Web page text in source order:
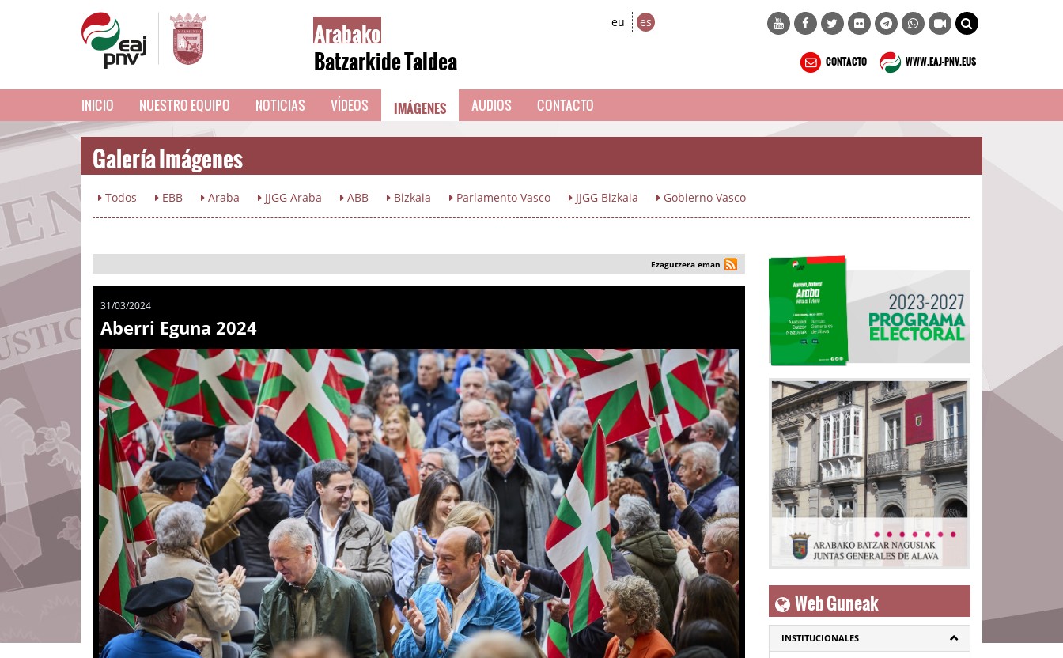
Arabako
Batzarkide Taldea
eu es
CONTACTO WWW.EAJ-PNV.EUS
INICIO NUESTRO EQUIPO NOTICIAS VÍDEOS IMÁGENES AUDIOS CONTACTO
Galería Imágenes
Todos EBB Araba JJGG Araba ABB Bizkaia Parlamento Vasco JJGG Bizkaia Gobierno Vasco
Ezagutzera eman
31/03/2024
Aberri Eguna 2024
Web Guneak
INSTITUCIONALES